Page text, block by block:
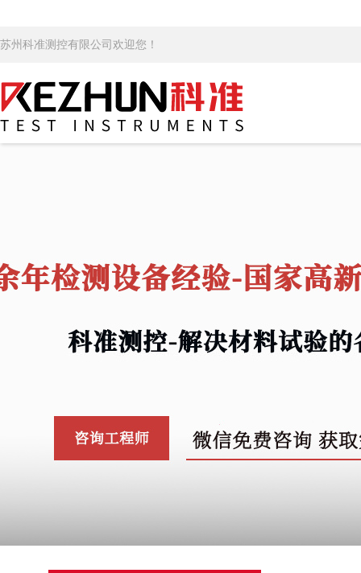
苏州科准测控有限公司欢迎您！